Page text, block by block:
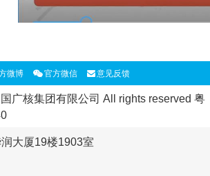
微博 官方微信 意见反馈
广核集团有限公司 All rights reserved 粤
大厦19楼1903室